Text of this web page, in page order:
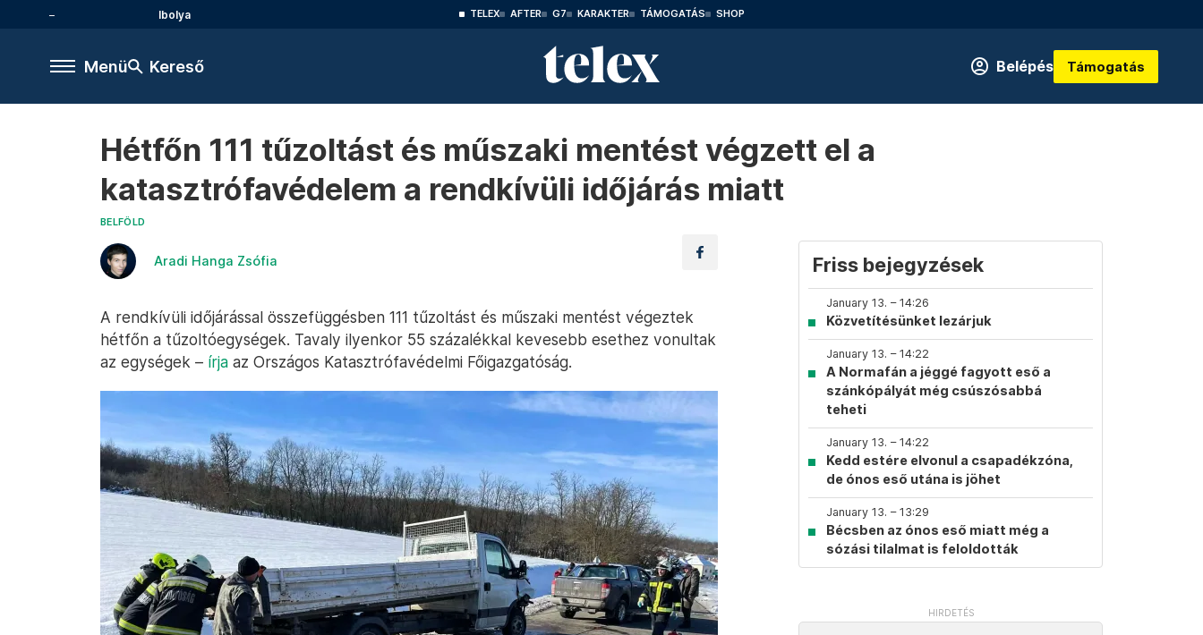
Ibolya TELEX AFTER G7 KARAKTER TÁMOGATÁS SHOP
Menü Kereső Belépés Támogatás
Hétfőn 111 tűzoltást és műszaki mentést végzett el a
katasztrófavédelem a rendkívüli időjárás miatt
BELFÖLD
Aradi Hanga Zsófia
A rendkívüli időjárással összefüggésben 111 tűzoltást és műszaki mentést végeztek
hétfőn a tűzoltóegységek. Tavaly ilyenkor 55 százalékkal kevesebb esethez vonultak
az egységek – írja az Országos Katasztrófavédelmi Főigazgatóság.
Friss bejegyzések
January 13. – 14:26
Közvetítésünket lezárjuk
January 13. – 14:22
A Normafán a jéggé fagyott eső a
szánkópályát még csúszósabbá
teheti
January 13. – 14:22
Kedd estére elvonul a csapadékzóna,
de ónos eső utána is jöhet
January 13. – 13:29
Bécsben az ónos eső miatt még a
sózási tilalmat is feloldották